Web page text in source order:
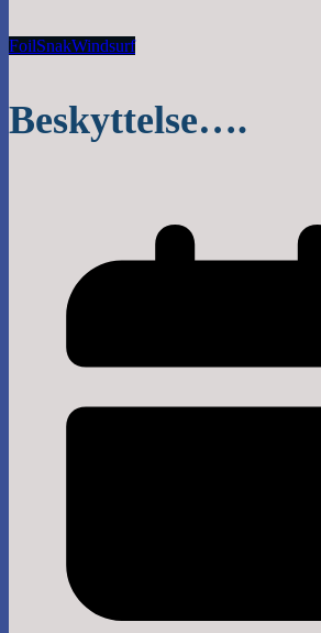
FoilSnakWindsurf
Beskyttelse….